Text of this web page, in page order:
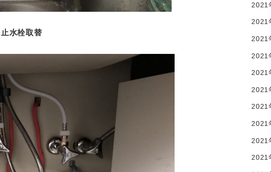
止水栓取替
2021
2021
2021
2021
2021
2021
2021
2021
2021
2021